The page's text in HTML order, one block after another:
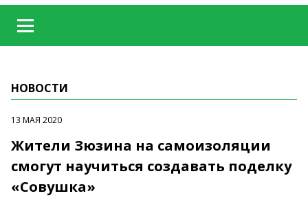
НОВОСТИ
13 МАЯ 2020
Жители Зюзина на самоизоляции
смогут научиться создавать поделку
«Совушка»